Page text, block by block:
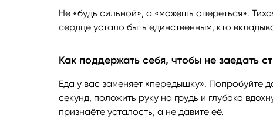
Не «будь сильной», а «можешь опереться».
сердце устало быть единственным, кто
Как поддержать себя, чтобы не заедать
Еда у вас заменяет «передышку». Попробуйте
секунд, положить руку на грудь и глубоко
признаёте усталость, а не давите её.